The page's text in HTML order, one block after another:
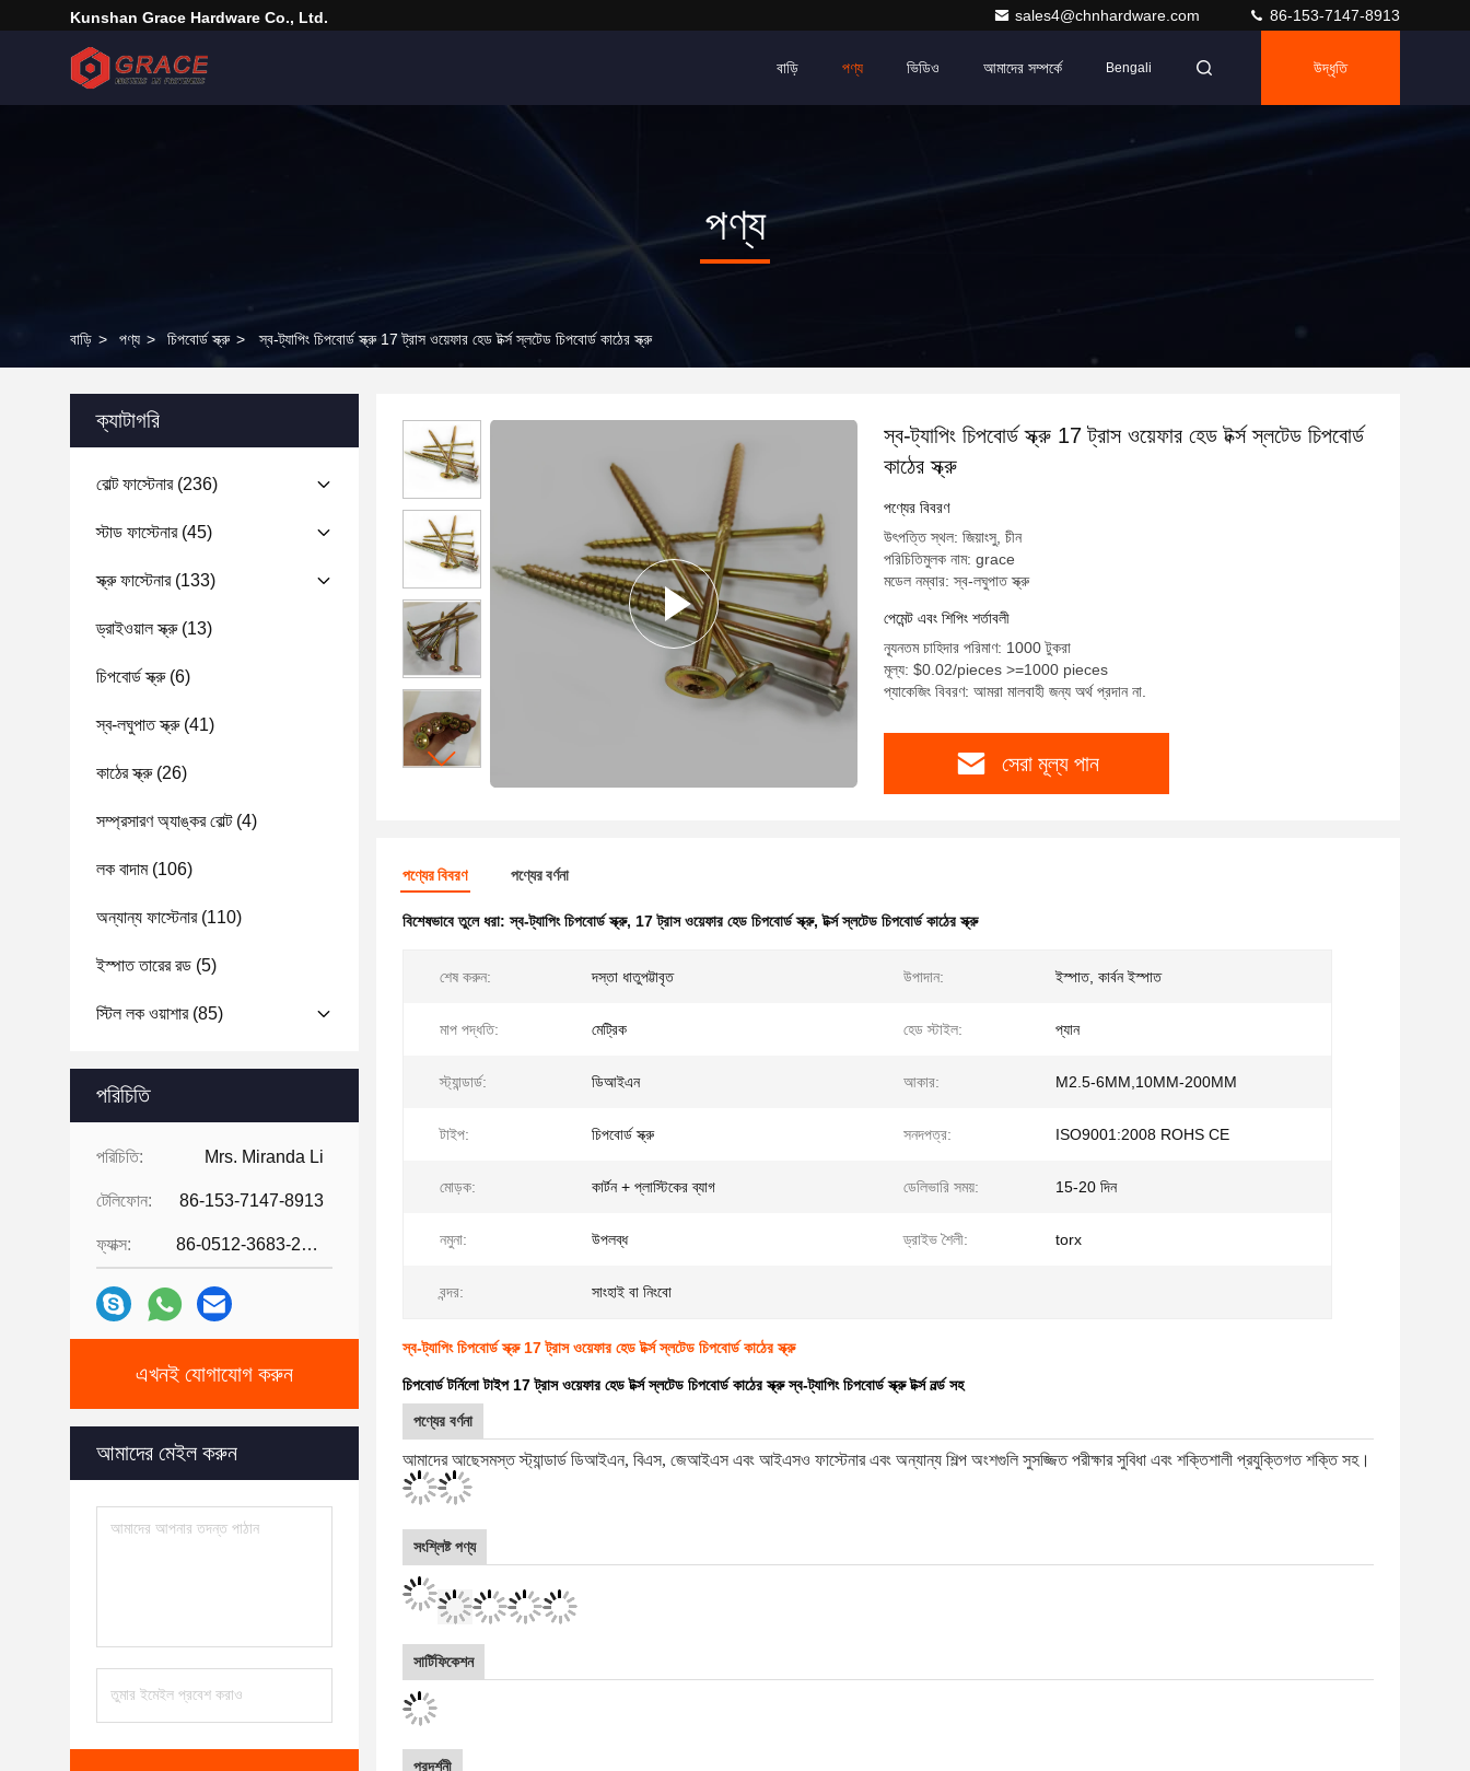
Kunshan Grace Hardware Co., Ltd. sales4@chnhardware.com 86-153-7147-8913
বাড়ি পণ্য ভিডিও আমাদের সম্পর্কে Bengali উদ্ধৃতি
পণ্য
বাড়ি > পণ্য > চিপবোর্ড স্ক্রু > স্ব-ট্যাপিং চিপবোর্ড স্ক্রু 17 ​​ট্রাস ওয়েফার হেড টর্ক্স স্লটেড চিপবোর্ড কাঠের স্ক্রু
ক্যাটাগরি
বোল্ট ফাস্টেনার(236)
স্টাড ফাস্টেনার(45)
স্ক্রু ফাস্টেনার(133)
ড্রাইওয়াল স্ক্রু(13)
চিপবোর্ড স্ক্রু(6)
স্ব-লঘুপাত স্ক্রু(41)
কাঠের স্ক্রু(26)
সম্প্রসারণ অ্যাঙ্কর বোল্ট(4)
লক বাদাম(106)
অন্যান্য ফাস্টেনার(110)
ইস্পাত তারের রড (5)
স্টিল লক ওয়াশার(85)
পরিচিতি
পরিচিতি: Mrs. Miranda Li
টেলিফোন: 86-153-7147-8913
ফ্যাক্স: 86-0512-3683-2631
এখনই যোগাযোগ করুন
আমাদের মেইল ​​করুন
স্ব-ট্যাপিং চিপবোর্ড স্ক্রু 17 ​​ট্রাস ওয়েফার হেড টর্ক্স স্লটেড চিপবোর্ড
কাঠের স্ক্রু
পণ্যের বিবরণ
উৎপত্তি স্থল: জিয়াংসু, চীন
পরিচিতিমুলক নাম: grace
মডেল নম্বার: স্ব-লঘুপাত স্ক্রু
পেমেন্ট এবং শিপিং শর্তাবলী
ন্যূনতম চাহিদার পরিমাণ: 1000 টুকরা
মূল্য: $0.02/pieces >=1000 pieces
প্যাকেজিং বিবরণ: আমরা মালবাহী জন্য অর্থ প্রদান না.
সেরা মূল্য পান
পণ্যের বিবরণ পণ্যের বর্ণনা
বিশেষভাবে তুলে ধরা:স্ব-ট্যাপিং চিপবোর্ড স্ক্রু, 17 ট্রাস ওয়েফার হেড চিপবোর্ড স্ক্রু,টর্ক্স স্লটেড চিপবোর্ড কাঠের স্ক্রু
শেষ করুন: দস্তা ধাতুপট্টাবৃত উপাদান: ইস্পাত, কার্বন ইস্পাত
মাপ পদ্ধতি: মেট্রিক হেড স্টাইল: প্যান
স্ট্যান্ডার্ড: ডিআইএন আকার: M2.5-6MM,10MM-200MM
টাইপ: চিপবোর্ড স্ক্রু সনদপত্র: ISO9001:2008 ROHS CE
মোড়ক: কার্টন + প্লাস্টিকের ব্যাগ ডেলিভারি সময়: 15-20 দিন
নমুনা: উপলব্ধ ড্রাইভ শৈলী: torx
বন্দর: সাংহাই বা নিংবো
স্ব-ট্যাপিং চিপবোর্ড স্ক্রু 17 ​​ট্রাস ওয়েফার হেড টর্ক্স স্লটেড চিপবোর্ড কাঠের স্ক্রু
চিপবোর্ড টর্নিলো টাইপ 17 ট্রাস ওয়েফার হেড টর্ক্স স্লটেড চিপবোর্ড কাঠের স্ক্রু স্ব-ট্যাপিং চিপবোর্ড স্ক্রু টর্ক্স নর্ল্ড সহ
পণ্যের বর্ণনা
আমাদের আছেসমস্ত স্ট্যান্ডার্ড ডিআইএন, বিএস, জেআইএস এবং আইএসও ফাস্টেনার এবং অন্যান্য শিল্প অংশগুলি সুসজ্জিত পরীক্ষার সুবিধা এবং শক্তিশালী প্রযুক্তিগত শক্তি সহ।